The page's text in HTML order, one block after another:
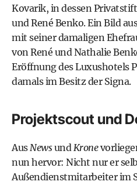
Kovarik, in dessen
und René Benko. Ein Bild
mit seiner damaligen
von René und Nathalie
Eröffnung des Luxushotels
damals im Besitz der Signa.
Projektscout und
AusNewsundKrone
nun hervor: Nicht nur er
Außendienstmitarbeiter im